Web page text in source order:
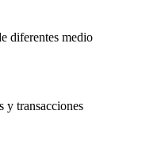
diferentes medio
y transacciones